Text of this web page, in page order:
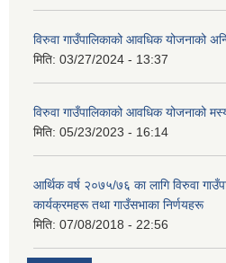
विरुवा गाउँपालिकाको आवधिक योजनाको
मिति: 03/27/2024 - 13:37
विरुवा गाउँपालिकाको आवधिक योजनाको
मिति: 05/23/2023 - 16:14
आर्थिक वर्ष २०७५/७६ का लागि विरुवा
कार्यक्रमहरू तथा गाउँसभाका निर्णयहरू
मिति: 07/08/2018 - 22:56